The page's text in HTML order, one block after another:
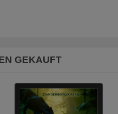
GEKAUFT